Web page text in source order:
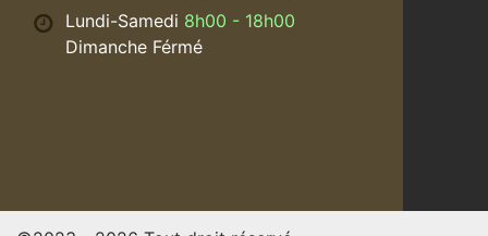
Lundi-Samedi 8h00 - 18h00
Dimanche Férmé